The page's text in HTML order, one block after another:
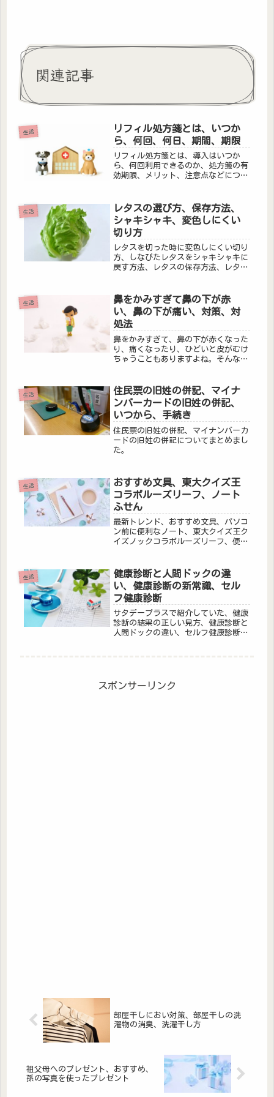
関連記事
生活
リフィル処方箋とは、いつか
ら、何回、何日、期間、期限
リフィル処方箋とは、導入はいつか
ら、何回利用できるのか、処方箋の有
効期限、メリット、注意点などについ
生活
レタスの選び方、保存方法、
シャキシャキ、変色しにくい
切り方
レタスを切った時に変色しにくい切り
方、しなびたレタスをシャキシャキに
戻す方法、レタスの保存方法、レタス
生活
鼻をかみすぎて鼻の下が赤
い、鼻の下が痛い、対策、対
処法
鼻をかみすぎて、鼻の下が赤くなった
り、痛くなったり、ひどいと皮がむけ
ちゃうこともありますよね。そんなと
生活
住民票の旧姓の併記、マイナ
ンバーカードの旧姓の併記、
いつから、手続き
住民票の旧姓の併記、マイナンバーカ
ードの旧姓の併記についてまとめまし
た。
生活
おすすめ文具、東大クイズ王
コラボルーズリーフ、ノート
ふせん
最新トレンド、おすすめ文具、パソコ
ン前に便利なノート、東大クイズ王ク
イズノックコラボルーズリーフ、便利
生活
健康診断と人間ドックの違
い、健康診断の新常識、セル
フ健康診断
サタデープラスで紹介していた、健康
診断の結果の正しい見方、健康診断と
人間ドックの違い、セルフ健康診断に
スポンサーリンク
部屋干しにおい対策、部屋干しの洗
濯物の消臭、洗濯干し方
祖父母へのプレゼント、おすすめ、
孫の写真を使ったプレゼント